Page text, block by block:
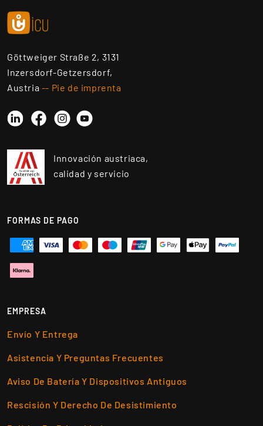
Göttweiger Straße 2, 3131
Inzersdorf-Getzersdorf,
Austria -- Pie de imprenta
LinkedinFacebookInstagram
YouTube
Innovación austriaca,
calidad y servicio
FORMAS DE PAGO
EMPRESA
Envío Y Entrega
Asistencia Y Preguntas Frecuentes
Aviso De Batería Y Dispositivos Antiguos
Rescisión Y Derecho De Desistimiento